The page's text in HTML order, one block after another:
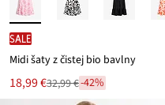
SALE
Midi šaty z čistej bio bavlny
Nová
cena
18,99 €
Zľava 32,99 €-42%